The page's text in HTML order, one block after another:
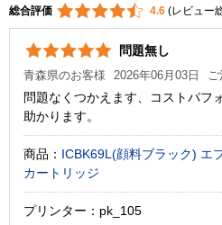
総合評価 4.6 (レビュー
問題無し
青森県のお客様 2026年06月03日
問題なくつかえます、コストパフ
助かります。
商品： ICBK69L(顔料ブラック) エ
カートリッジ
プリンター：pk_105